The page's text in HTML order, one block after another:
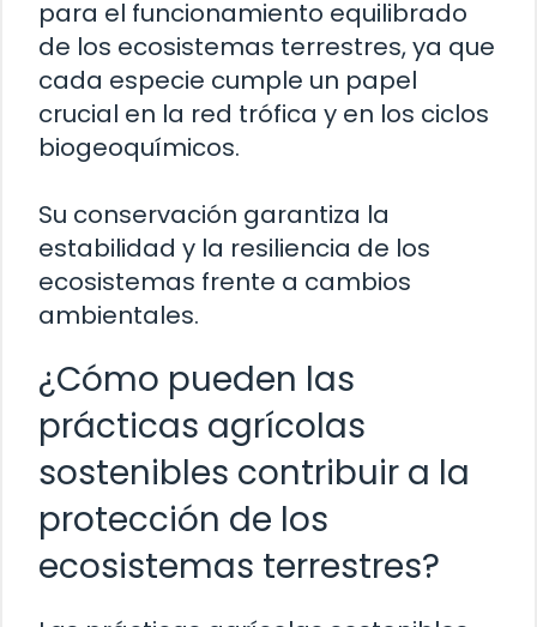
para el funcionamiento equilibrado
de los ecosistemas terrestres, ya que
cada especie cumple un papel
crucial en la red trófica y en los ciclos
biogeoquímicos.
Su conservación garantiza la
estabilidad y la resiliencia de los
ecosistemas frente a cambios
ambientales.
¿Cómo pueden las
prácticas agrícolas
sostenibles contribuir a la
protección de los
ecosistemas terrestres?